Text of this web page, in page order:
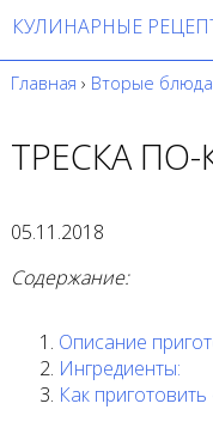
КУЛИНАРНЫЕ
Главная › Вторые блюда
ТРЕСКА
05.11.2018
Содержание:
Описание
Ингредиенты:
Как